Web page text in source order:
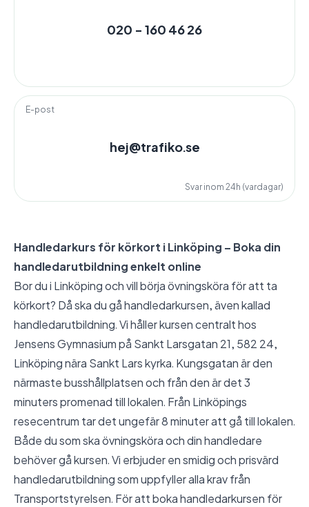
020 - 160 46 26
E-post
hej@trafiko.se
Svar inom 24h (vardagar)
Handledarkurs för körkort i Linköping – Boka din
handledarutbildning enkelt online
Bor du i Linköping och vill börja övningsköra för att ta
körkort? Då ska du gå handledarkursen, även kallad
handledarutbildning. Vi håller kursen centralt hos
Jensens Gymnasium på Sankt Larsgatan 21, 582 24,
Linköping nära Sankt Lars kyrka. Kungsgatan är den
närmaste busshållplatsen och från den är det 3
minuters promenad till lokalen. Från Linköpings
resecentrum tar det ungefär 8 minuter att gå till lokalen.
Både du som ska övningsköra och din handledare
behöver gå kursen. Vi erbjuder en smidig och prisvärd
handledarutbildning som uppfyller alla krav från
Transportstyrelsen. För att boka handledarkursen för